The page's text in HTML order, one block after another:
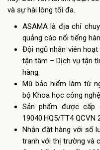
và sự hài lòng tối đa.
ASAMA là địa chỉ
quảng cáo nổi tiếng
Đội ngũ nhân viên
tận tâm – Dịch vụ tận
hàng.
Mũ bảo hiểm làm từ
bộ Khoa học công
Sản phẩm được cấp
19040.HQ5/TT4 QCVN
Nhận đặt hàng với số
tranh với thị trường và